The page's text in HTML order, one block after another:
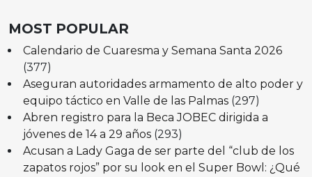
MOST POPULAR
Calendario de Cuaresma y Semana Santa 2026
(377)
Aseguran autoridades armamento de alto poder y
equipo táctico en Valle de las Palmas (297)
Abren registro para la Beca JOBEC dirigida a
jóvenes de 14 a 29 años (293)
Acusan a Lady Gaga de ser parte del “club de los
zapatos rojos” por su look en el Super Bowl: ¿Qué